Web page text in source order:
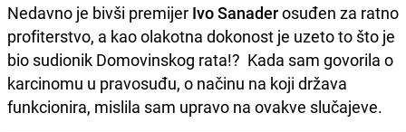
Nedavno je bivši premijer Ivo Sanaderosuđen za ratno
profiterstvo, a kao olakotna dokonost je uzeto to što je
bio sudionik Domovinskog rata!? Kada sam govorila o
karcinomu u pravosuđu, o načinu na koji država
funkcionira, mislila sam upravo na ovakve slučajeve.